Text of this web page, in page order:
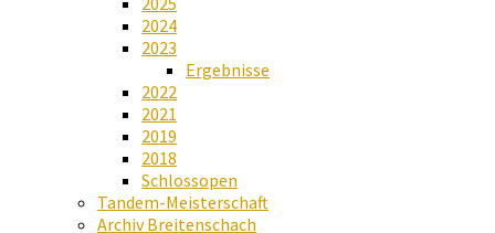
2024
2023
Ergebnisse
2022
2021
2019
2018
Schlossopen
Tandem-Meisterschaft
Archiv Breitenschach